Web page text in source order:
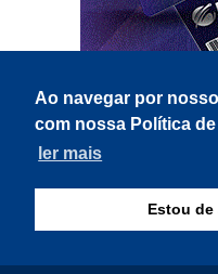
Ao navegar por
com nossa Política
ler mais
Estou de
© Copyright 2026 -